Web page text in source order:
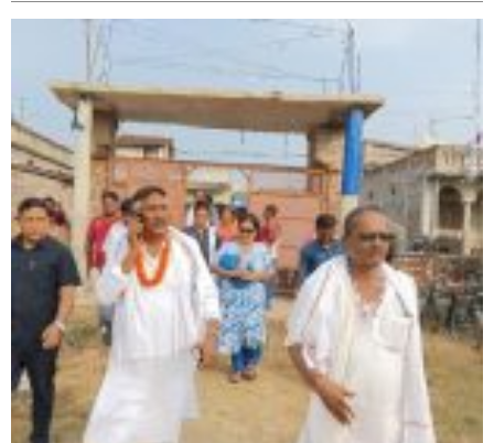
सिराहा-२ मा संजय यादव भिड्ने !